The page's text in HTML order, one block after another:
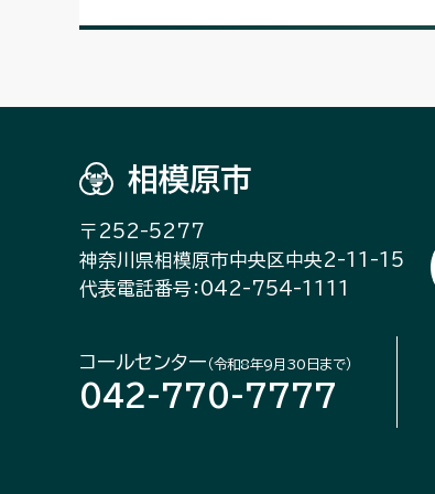
相模原市
〒252-5277
神奈川県相模原市中央区中央2-11-15
代表電話番号：042-754-1111
コールセンター （令和8年9月30日まで）
042-770-7777